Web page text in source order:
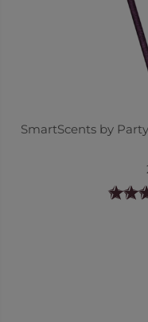
SmartScents by